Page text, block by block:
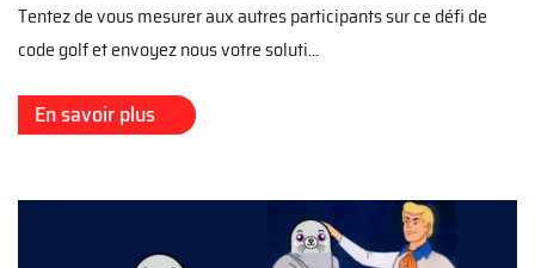
Tentez de vous mesurer aux autres participants sur ce défi de
code golf et envoyez nous votre soluti...
En savoir plus